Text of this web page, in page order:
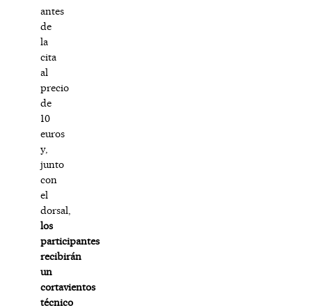
antes
de
la
cita
al
precio
de
10
euros
y,
junto
con
el
dorsal,
los
participantes
recibirán
un
cortavientos
técnico